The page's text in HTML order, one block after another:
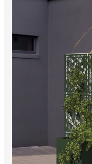
Que vous soyez un
préserver le
professionnel
sonore d'une
solution
modulaire
pour s’adapter à
Avec la possibilité
supplémentaires,
décoratifs ou une
antibruit évolue